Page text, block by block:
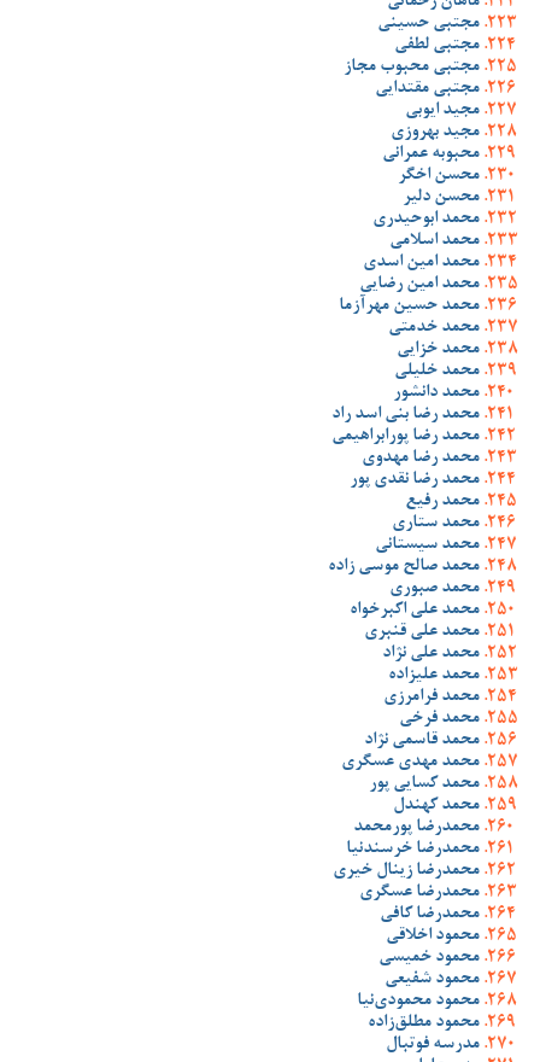
مجتبی حسینی
مجتبی لطفی
مجتبی محبوب مجاز
مجتبی مقتدایی
مجید ایوبی
مجید بهروزی
محبوبه عمرانی
محسن اخگر
محسن دلیر
محمد ابوحیدری
محمد اسلامی
محمد امین اسدی
محمد امین رضایی
محمد حسین مهرآزما
محمد خدمتی
محمد خزایی
محمد خلیلی
محمد دانشور
محمد رضا بنی اسد راد
محمد رضا پورابراهیمی
محمد رضا مهدوی
محمد رضا نقدی پور
محمد رفیع
محمد ستاری
محمد سیستانی
محمد صالح موسی زاده
محمد صبوری
محمد علی اکبرخواه
محمد علی قنبری
محمد علی نژاد
محمد علیزاده
محمد فرامرزی
محمد فرخی
محمد قاسمی نژاد
محمد مهدی عسگری
محمد کسایی پور
محمد کهندل
محمدرضا پورمحمد
محمدرضا خرسندنیا
محمدرضا زینال خیری
محمدرضا عسگری
محمدرضا کافی
محمود اخلاقی
محمود خمیسی
محمود شفیعی
محمود محمودی‌نیا
محمود مطلق‌زاده
مدرسه فوتبال